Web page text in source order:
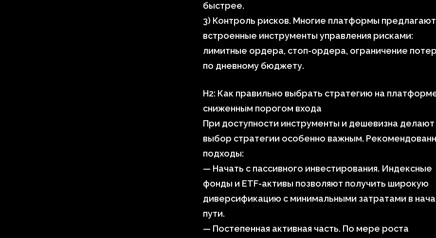
быстрее.
3) Контроль рисков. Многие платформы предлагают
встроенные инструменты управления рисками:
лимитные ордера, стоп-ордера, ограничение
по дневному бюджету.
H2: Как правильно выбрать стратегию на
сниженным порогом входа
При доступности инструменты и дешевизна делают
выбор стратегии особенно важным.
подходы:
— Начать с пассивного инвестирования. Индексные
фонды и ETF-активы позволяют получить широкую
диверсификацию с минимальными затратами в
пути.
— Постепенная активная часть. По мере роста